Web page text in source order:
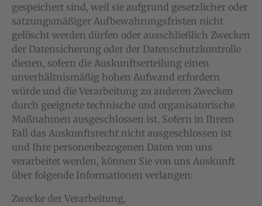
gespeichert sind, weil sie aufgrund gesetzlicher oder
satzungsmäßiger Aufbewahrungsfristen nicht
gelöscht werden dürfen oder ausschließlich Zwecken
der Datensicherung oder der Datenschutzkontrolle
dienen, sofern die Auskunftserteilung einen
unverhältnismäßig hohen Aufwand erfordern
würde und die Verarbeitung zu anderen Zwecken
durch geeignete technische und organisatorische
Maßnahmen ausgeschlossen ist. Sofern in Ihrem
Fall das Auskunftsrecht nicht ausgeschlossen ist
und Ihre personenbezogenen Daten von uns
verarbeitet werden, können Sie von uns Auskunft
über folgende Informationen verlangen:
Zwecke der Verarbeitung,